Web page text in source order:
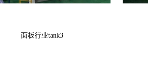
面板行业tank3